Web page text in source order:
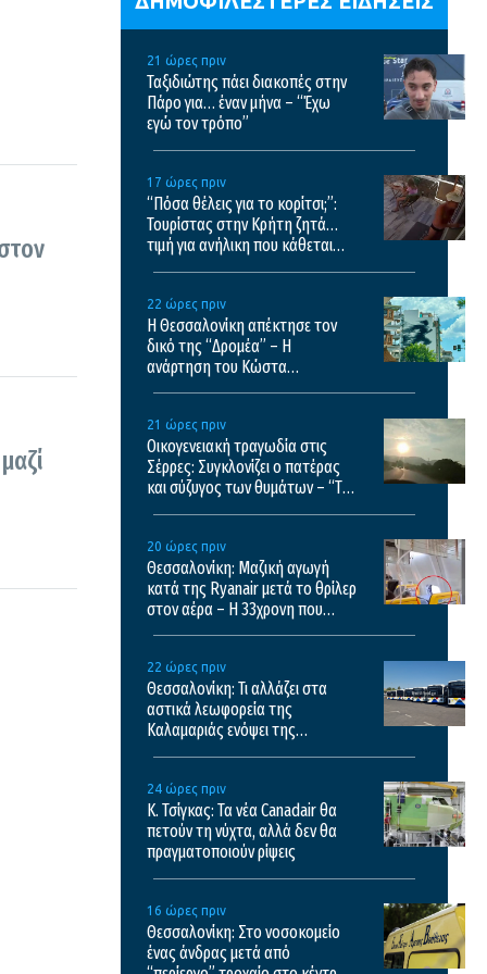
21 ώρες πριν
Ταξιδιώτης πάει διακοπές στην
Πάρο για… έναν μήνα – “Έχω
εγώ τον τρόπο”
17 ώρες πριν
“Πόσα θέλεις για το κορίτσι;”:
Τουρίστας στην Κρήτη ζητά…
τιμή για ανήλικη που κάθεται
22 ώρες πριν
Η Θεσσαλονίκη απέκτησε τον
δικό της “Δρομέα” – Η
ανάρτηση του Κώστα
21 ώρες πριν
Οικογενειακή τραγωδία στις
Σέρρες: Συγκλονίζει ο πατέρας
και σύζυγος των θυμάτων – “Τα
20 ώρες πριν
Θεσσαλονίκη: Μαζική αγωγή
κατά της Ryanair μετά το θρίλερ
στον αέρα – Η 33χρονη που
22 ώρες πριν
Θεσσαλονίκη: Τι αλλάζει στα
αστικά λεωφορεία της
Καλαμαριάς ενόψει της
24 ώρες πριν
Κ. Τσίγκας: Τα νέα Canadair θα
πετούν τη νύχτα, αλλά δεν θα
πραγματοποιούν ρίψεις
16 ώρες πριν
Θεσσαλονίκη: Στο νοσοκομείο
ένας άνδρας μετά από